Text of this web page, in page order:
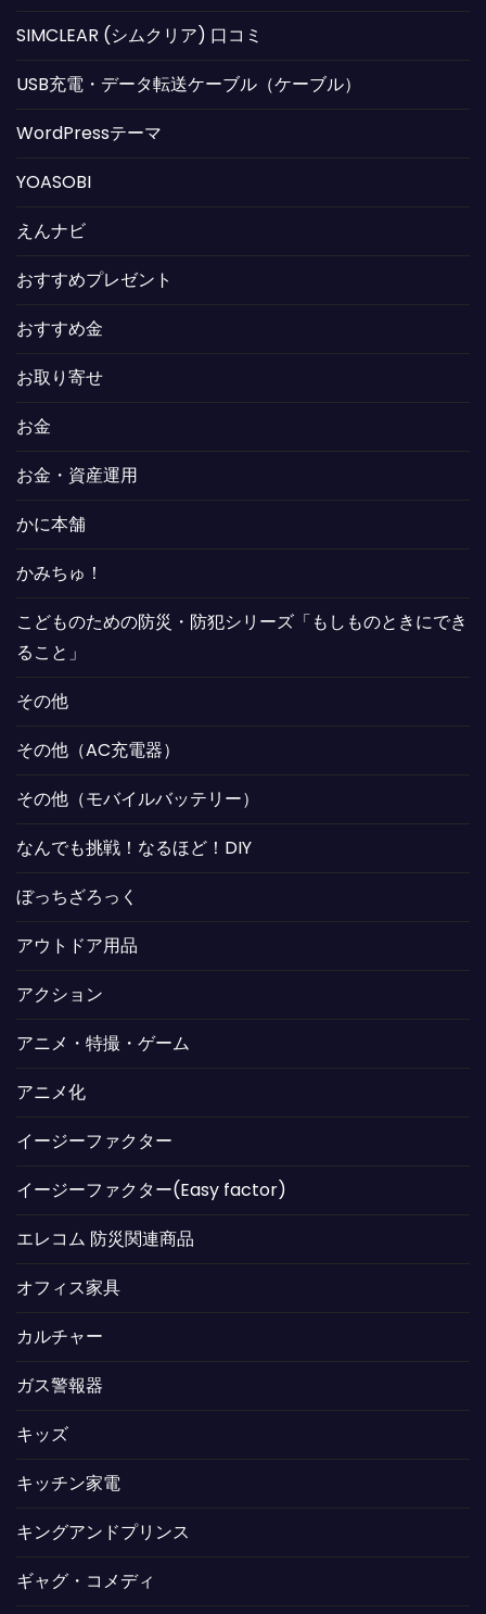
SIMCLEAR (シムクリア) 口コミ
USB充電・データ転送ケーブル（ケーブル）
WordPressテーマ
YOASOBI
えんナビ
おすすめプレゼント
おすすめ金
お取り寄せ
お金
お金・資産運用
かに本舗
かみちゅ！
こどものための防災・防犯シリーズ「もしものときにでき
ること」
その他
その他（AC充電器）
その他（モバイルバッテリー）
なんでも挑戦！なるほど！DIY
ぼっちざろっく
アウトドア用品
アクション
アニメ・特撮・ゲーム
アニメ化
イージーファクター
イージーファクター(Easy factor)
エレコム 防災関連商品
オフィス家具
カルチャー
ガス警報器
キッズ
キッチン家電
キングアンドプリンス
ギャグ・コメディ